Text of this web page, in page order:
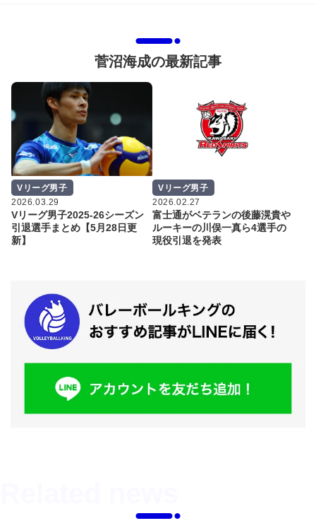
菅沼海成の最新記事
Vリーグ男子
2026.03.29
Vリーグ男子2025-26シーズン
引退選手まとめ【5月28日更
新】
Vリーグ男子
2026.02.27
富士通がベテランの後藤滉貴や
ルーキーの川俣一真ら4選手の
現役引退を発表